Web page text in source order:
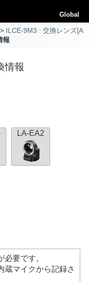
Global
ILCE-9M3 : 交換レンズ[A
報
情報
LA-EA2
要です。
蔵マイクから記録さ